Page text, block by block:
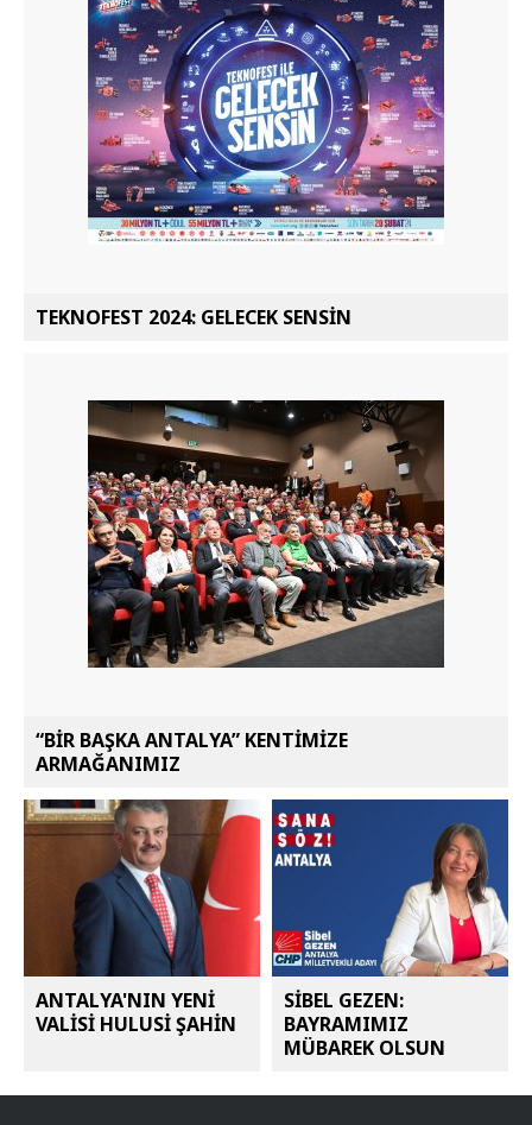
TEKNOFEST 2024: GELECEK SENSİN
“BİR BAŞKA ANTALYA” KENTİMİZE
ARMAĞANIMIZ
ANTALYA'NIN YENİ
VALİSİ HULUSİ ŞAHİN
SİBEL GEZEN:
BAYRAMIMIZ
MÜBAREK OLSUN